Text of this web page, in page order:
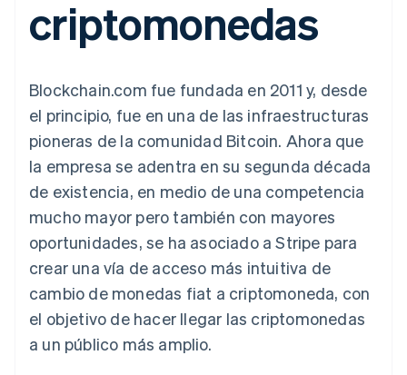
Authorization
Boost
Optimizaciones
Proceso de
acelerado
Automatización
contable
personalizados
Data Pipeline
Sincronización
de datos
Más
Product roadmap
Ver lo que viene
Radar
Prevención de fraude
Atlas
Constitución de una startup
Gestión del dinero
Plataformas
SaaS
Por sector
Empresas de IA
Economía de los
creadores
Hostelería, viajes y ocio
Seguros
Medios de
comunicación y
entretenimiento
Organizaciones sin
fines de lucro
Servicios
Gestionar
suscripciones
Ofrecer cobro por
respaldadas por
monedas estables
Aprovisiona y gestiona
servicios con agentes
Recursos
Integraciones de
aplicaciones
Ejemplos de código
Blog de
desarrolladores
Estado de la API
Hoja de ruta del
Sessions
Sala de prensa
Stripe Press
Contacta con ventas
Conviértete en socio
criptomonedas
Blockchain.com fue fundada en 2011 y, desde
el principio, fue en una de las infraestructuras
pioneras de la comunidad Bitcoin. Ahora que
la empresa se adentra en su segunda década
de existencia, en medio de una competencia
mucho mayor pero también con mayores
oportunidades, se ha asociado a Stripe para
crear una vía de acceso más intuitiva de
cambio de monedas fiat a criptomoneda, con
el objetivo de hacer llegar las criptomonedas
a un público más amplio.